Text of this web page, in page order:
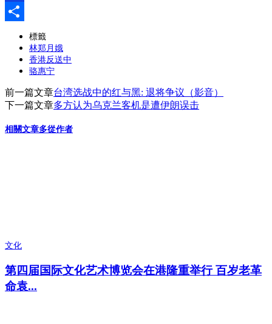
Pinboard
標籤
林郑月娥
香港反送中
骆惠宁
前一篇文章台湾选战中的红与黑: 退将争议（影音）
下一篇文章多方认为乌克兰客机是遭伊朗误击
相關文章多從作者
文化
第四届国际文化艺术博览会在港隆重举行 百岁老革
命袁...